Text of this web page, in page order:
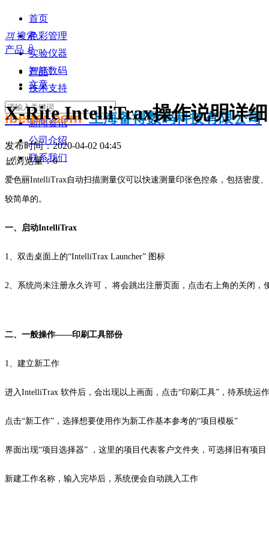
首页
色彩管理
实验仪器
智能数码
技术支持
知识分享
新闻资讯
公司介绍
联系我们
끠 搜索
产品 ꀁ
产品
文章
ibetter.com 上海备得数码科技有限公司
X-Rite IntelliTrax操作说明详
发布时间：2020-04-02 04:45
넶浏览量：0
爱色丽IntelliTrax自动扫描测量仪可以快速测量印张色控条，包括密度
较简单的。
一、启动IntelliTrax
1、双击桌面上的“IntelliTrax Launcher” 图标
2、系统尚未注册永久许可， 将会跳出注册页面，点击右上角的关闭
二、一般操作——印刷工具部份
1、建立新工作
进入IntelliTrax 软件后，会出现以上画面，点击“印刷工具”，待系统运
点击“新工作”，选择想要使用作为新工作基本参考的“项目模板”
界面出现“项目选择器” ，这里的项目代表客户文件夹，可选择旧有项
新建工作名称，输入完毕后，系统便会自动跳入工作